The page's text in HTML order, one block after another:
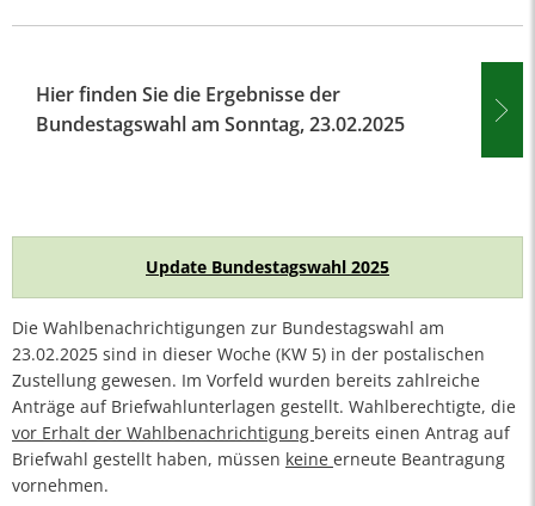
Hier finden Sie die Ergebnisse der
Bundestagswahl am Sonntag, 23.02.2025
Update Bundestagswahl 2025
Die Wahlbenachrichtigungen zur Bundestagswahl am
23.02.2025 sind in dieser Woche (KW 5) in der postalischen
Zustellung gewesen. Im Vorfeld wurden bereits zahlreiche
Anträge auf Briefwahlunterlagen gestellt. Wahlberechtigte, die
vor Erhalt der Wahlbenachrichtigung bereits einen Antrag auf
Briefwahl gestellt haben, müssen keine erneute Beantragung
vornehmen.